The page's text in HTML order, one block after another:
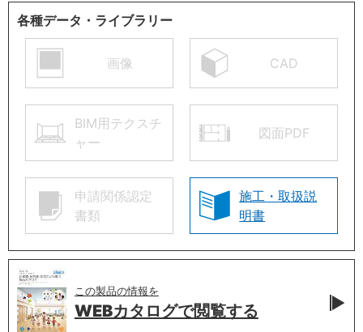
各種データ・ライブラリー
画像 CAD
BIM用テクスチ
ャー
図面PDF
申請関係認定
書類
施工・取扱説
明書
この製品の情報を
WEBカタログで閲覧する